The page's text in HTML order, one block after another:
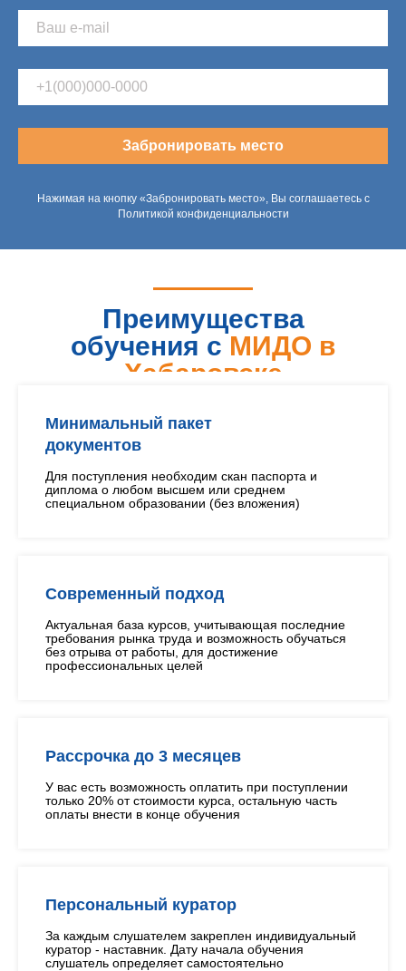
Забронировать место
Нажимая на кнопку «Забронировать место», Вы соглашаетесь с
Политикой конфиденциальности
Преимущества
обучения с МИДО в
Хабаровске
Минимальный пакет
документов
Для поступления необходим скан паспорта и
диплома о любом высшем или среднем
специальном образовании (без вложения)
Современный подход
Актуальная база курсов, учитывающая последние
требования рынка труда и возможность обучаться
без отрыва от работы, для достижение
профессиональных целей
Рассрочка до 3 месяцев
У вас есть возможность оплатить при поступлении
только 20% от стоимости курса, остальную часть
оплаты внести в конце обучения
Персональный куратор
За каждым слушателем закреплен индивидуальный
куратор - наставник. Дату начала обучения
слушатель определяет самостоятельно